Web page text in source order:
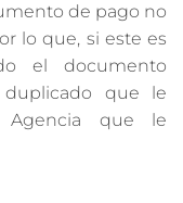
de pago no
lo que, si este es
el documento
que le
que le